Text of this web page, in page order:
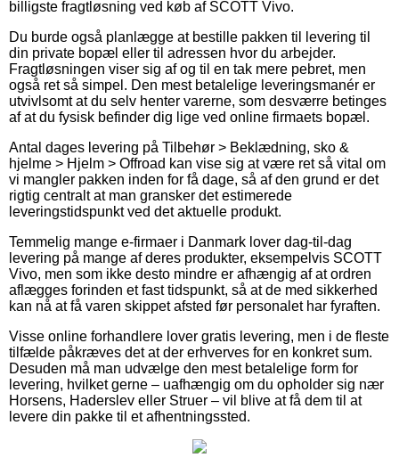
billigste fragtløsning ved køb af SCOTT Vivo.
Du burde også planlægge at bestille pakken til levering til
din private bopæl eller til adressen hvor du arbejder.
Fragtløsningen viser sig af og til en tak mere pebret, men
også ret så simpel. Den mest betalelige leveringsmanér er
utvivlsomt at du selv henter varerne, som desværre betinges
af at du fysisk befinder dig lige ved online firmaets bopæl.
Antal dages levering på Tilbehør > Beklædning, sko &
hjelme > Hjelm > Offroad kan vise sig at være ret så vital om
vi mangler pakken inden for få dage, så af den grund er det
rigtig centralt at man gransker det estimerede
leveringstidspunkt ved det aktuelle produkt.
Temmelig mange e-firmaer i Danmark lover dag-til-dag
levering på mange af deres produkter, eksempelvis SCOTT
Vivo, men som ikke desto mindre er afhængig af at ordren
aflægges forinden et fast tidspunkt, så at de med sikkerhed
kan nå at få varen skippet afsted før personalet har fyraften.
Visse online forhandlere lover gratis levering, men i de fleste
tilfælde påkræves det at der erhverves for en konkret sum.
Desuden må man udvælge den mest betalelige form for
levering, hvilket gerne – uafhængig om du opholder sig nær
Horsens, Haderslev eller Struer – vil blive at få dem til at
levere din pakke til et afhentningssted.